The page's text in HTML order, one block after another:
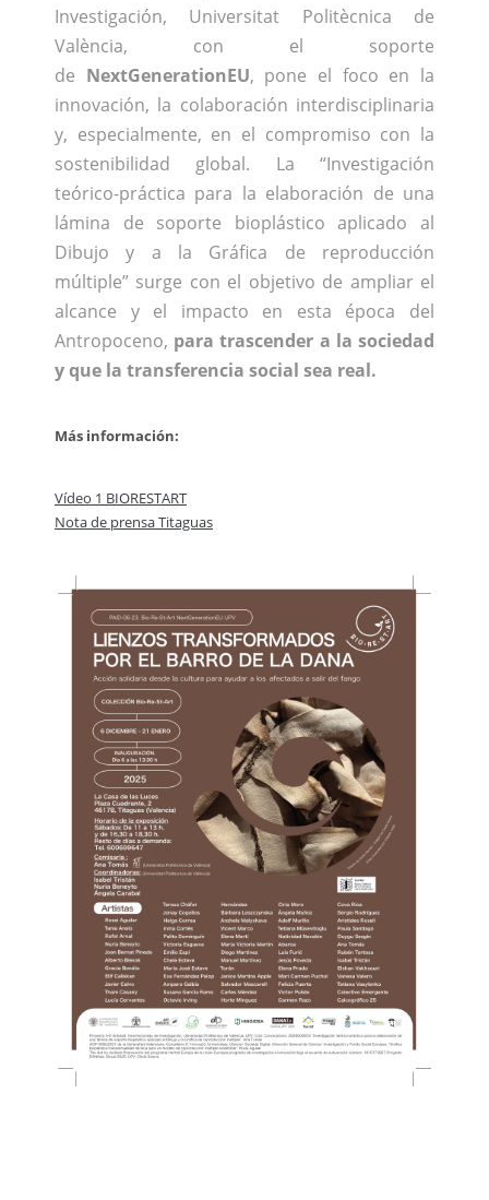
Investigación, Universitat Politècnica de
València, con el soporte
de NextGenerationEU, pone el foco en la
innovación, la colaboración interdisciplinaria
y, especialmente, en el compromiso con la
sostenibilidad global. La “Investigación
teórico-práctica para la elaboración de una
lámina de soporte bioplástico aplicado al
Dibujo y a la Gráfica de reproducción
múltiple” surge con el objetivo de ampliar el
alcance y el impacto en esta época del
Antropoceno, para trascender a la sociedad
y que la transferencia social sea real.
Más información:
Vídeo 1 BIORESTART
Nota de prensa Titaguas